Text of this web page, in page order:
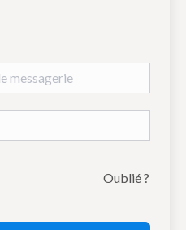
Oublié ?